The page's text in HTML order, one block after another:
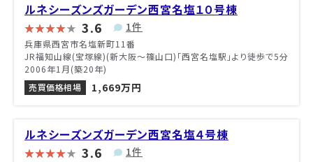
ルネシーズンズガーデン西宮名塩１０号棟
3.6 1件
兵庫県西宮市名塩新町11番
JR福知山線(宝塚線)(新大阪～篠山口)「西宮名塩駅」より徒歩で5分
2006年1月(築20年)
売買価格相場
1,669万円
ルネシーズンズガーデン西宮名塩４号棟
3.6 1件